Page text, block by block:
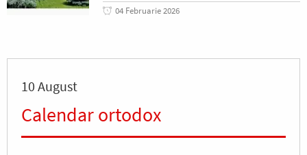
04 Februarie 2026
10 August
Calendar ortodox